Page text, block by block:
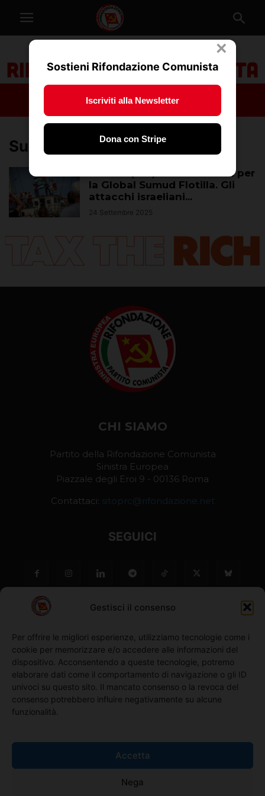
Gestisci il consenso
Per offrire le migliori esperienze, utilizziamo tecnologie come i
cookie per memorizzare e/o accedere alle informazioni del
dispositivo. Acconsentendo a queste tecnologie, potremo
elaborare dati come il comportamento di navigazione o gli ID
univoci su questo sito. Il mancato consenso o la revoca del
consenso potrebbero influire negativamente su alcune
funzionalità.
Accetta
Nega
Sumud Flotilla
Acerbo (Prc): Mobilitiamoci per
la Global Sumud Flotilla. Gli
attacchi israeliani...
24 Settembre 2025
CHI SIAMO
Partito della Rifondazione Comunista
Sinistra Europea
Piazzale degli Eroi 9 - 00136 Roma
Contattaci: sitoprc@rifondazione.net
SEGUICI
NO ©
Richiedi l'adesione
Home
×
Sostieni Rifondazione Comunista
Iscriviti alla Newsletter
Dona con Stripe